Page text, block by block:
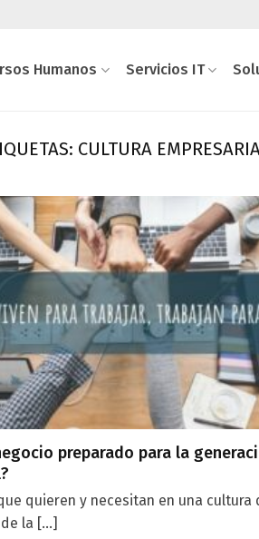
Humanos Servicios IT
CULTURA
preparado para la
quieren y necesitan en una cultura
la [...]